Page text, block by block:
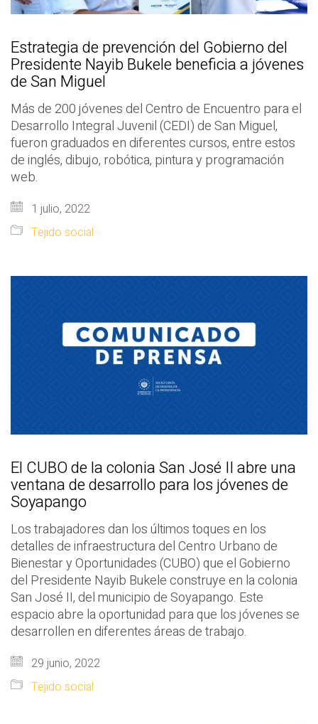
Estrategia de prevención del Gobierno del
Presidente Nayib Bukele beneficia a jóvenes
de San Miguel
Más de 200 jóvenes del Centro de Encuentro para el
Desarrollo Integral Juvenil (CEDI) de San Miguel,
fueron graduados en diferentes cursos, entre estos
de inglés, dibujo, robótica, pintura y programación
web.
1 julio, 2022
Tejido social
El CUBO de la colonia San José II abre una
ventana de desarrollo para los jóvenes de
Soyapango
Los trabajadores dan los últimos toques en los
detalles de infraestructura del Centro Urbano de
Bienestar y Oportunidades (CUBO) que el Gobierno
del Presidente Nayib Bukele construye en la colonia
San José II, del municipio de Soyapango. Este
espacio abre la oportunidad para que los jóvenes se
desarrollen en diferentes áreas de trabajo.
29 junio, 2022
Tejido social